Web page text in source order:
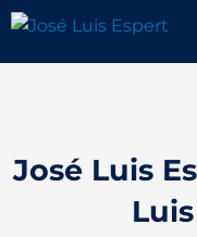
contenido
José Luis